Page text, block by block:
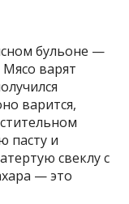
бульоне —
варят
варится,
пасту и
свеклу с
— это